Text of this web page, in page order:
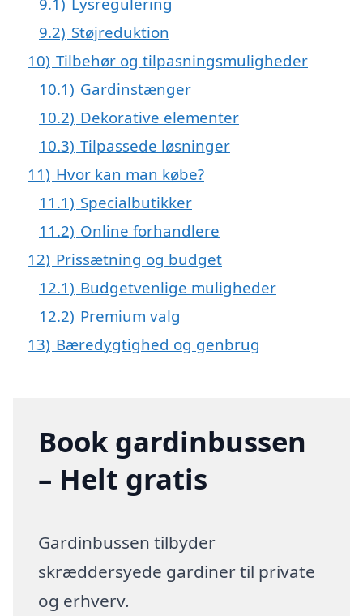
9.2) Støjreduktion
10) Tilbehør og tilpasningsmuligheder
10.1) Gardinstænger
10.2) Dekorative elementer
10.3) Tilpassede løsninger
11) Hvor kan man købe?
11.1) Specialbutikker
11.2) Online forhandlere
12) Prissætning og budget
12.1) Budgetvenlige muligheder
12.2) Premium valg
13) Bæredygtighed og genbrug
Book gardinbussen
– Helt gratis
Gardinbussen tilbyder
skræddersyede gardiner til private
og erhverv.